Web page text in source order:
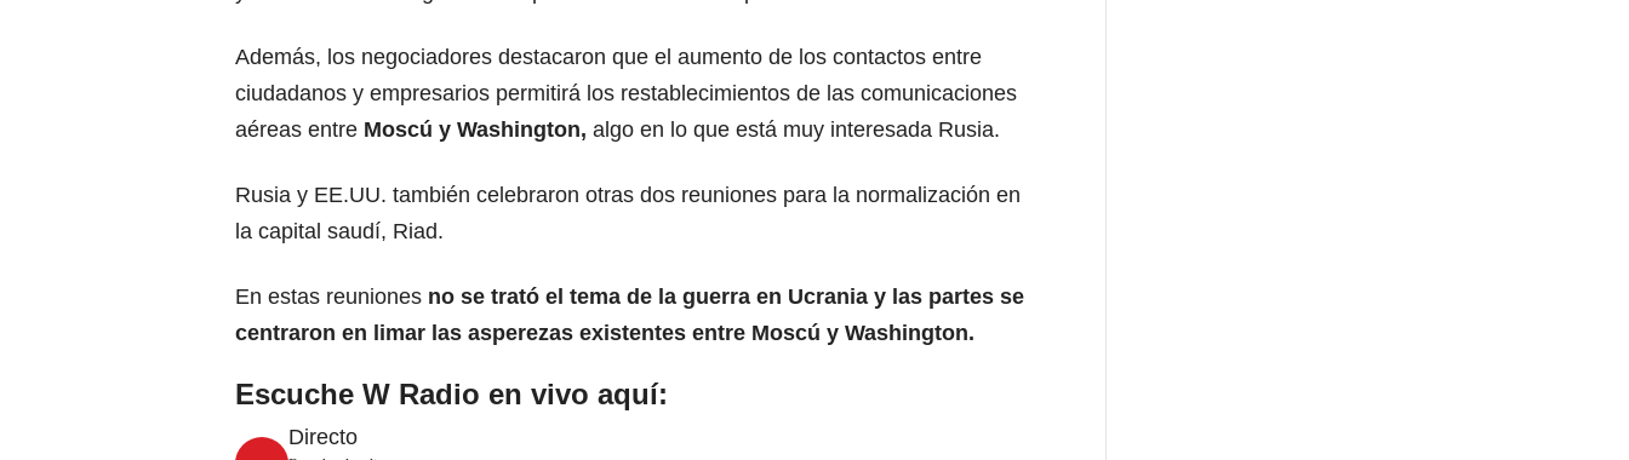
Además, los negociadores destacaron que el aumento de los contactos entre
ciudadanos y empresarios permitirá los restablecimientos de las comunicaciones
aéreas entre Moscú y Washington, algo en lo que está muy interesada Rusia.
Rusia y EE.UU. también celebraron otras dos reuniones para la normalización en
la capital saudí, Riad.
En estas reuniones no se trató el tema de la guerra en Ucrania y las partes se
centraron en limar las asperezas existentes entre Moscú y Washington.
Escuche W Radio en vivo aquí:
Directo